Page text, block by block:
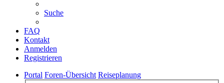
Suche
FAQ
Kontakt
Anmelden
Registrieren
Portal Foren-Übersicht Reiseplanung